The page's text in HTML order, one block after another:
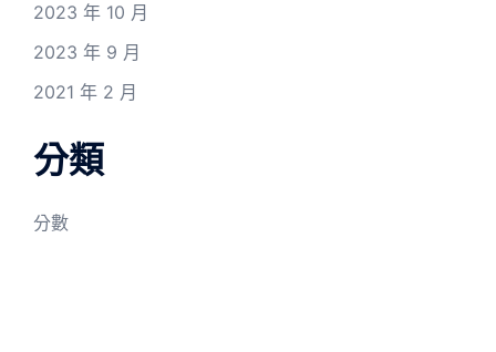
2023 年 10 月
2023 年 9 月
2021 年 2 月
分類
分數